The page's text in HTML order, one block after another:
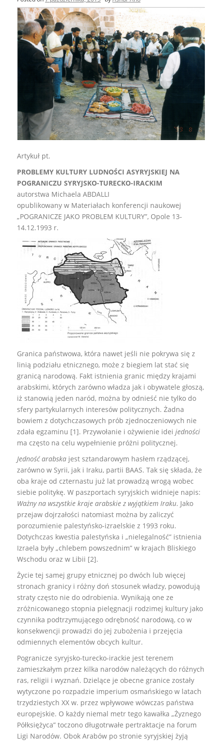
Artykuł pt.
PROBLEMY KULTURY LUDNOŚCI ASYRYJSKIEJ NA
POGRANICZU SYRYJSKO-TURECKO-IRACKIM
autorstwa Michaela ABDALLI
opublikowany w Materiałach konferencji naukowej
„POGRANICZE JAKO PROBLEM KULTURY”, Opole 13-
14.12.1993 r.
Granica państwowa, która nawet jeśli nie pokrywa się z
linią podziału etnicznego, może z biegiem lat stać się
granicą narodową. Fakt istnienia granic między krajami
arabskimi, których zarówno władza jak i obywatele głoszą,
iż stanowią jeden naród, można by odnieść nie tylko do
sfery partykularnych interesów politycznych. Żadna
bowiem z dotychczasowych prób zjednoczeniowych nie
zdała egzaminu [1]. Przywołanie i ożywienie idei jedności
ma często na celu wypełnienie próżni politycznej.
Jedność arabska jest sztandarowym hasłem rządzącej,
zarówno w Syrii, jak i Iraku, partii BAAS. Tak się składa, że
oba kraje od czternastu już lat prowadzą wrogą wobec
siebie politykę. W paszportach syryjskich widnieje napis:
Ważny na wszystkie kraje arabskie z wyjątkiem Iraku. Jako
przejaw dojrzałości natomiast można by zaliczyć
porozumienie palestyńsko-izraelskie z 1993 roku.
Dotychczas kwestia palestyńska i „nielegalność” istnienia
Izraela były „chlebem powszednim” w krajach Bliskiego
Wschodu oraz w Libii [2].
Życie tej samej grupy etnicznej po dwóch lub więcej
stronach granicy i różny doń stosunek władzy, powodują
straty często nie do odrobienia. Wynikają one ze
zróżnicowanego stopnia pielęgnacji rodzimej kultury jako
czynnika podtrzymującego odrębność narodową, co w
konsekwencji prowadzi do jej zubożenia i przejęcia
odmiennych elementów obcych kultur.
Pogranicze syryjsko-turecko-irackie jest terenem
zamieszkałym przez kilka narodów należących do różnych
ras, religii i wyznań. Dzielące je obecne granice zostały
wytyczone po rozpadzie imperium osmańskiego w latach
trzydziestych XX w. przez wpływowe wówczas państwa
europejskie. O każdy niemal metr tego kawałka „Żyznego
Półksiężyca” toczono długotrwałe pertraktacje na forum
Ligi Narodów. Obok Arabów po stronie syryjskiej żyją